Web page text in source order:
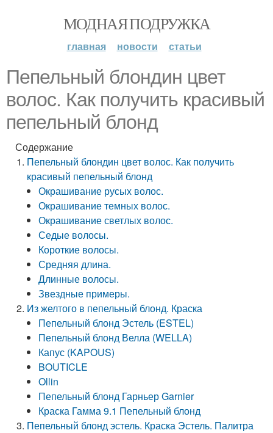
МОДНАЯ ПОДРУЖКА
главная новости статьи
Пепельный блондин цвет
волос. Как получить красивый
пепельный блонд
Содержание
Пепельный блондин цвет волос. Как получить
красивый пепельный блонд
Окрашивание русых волос.
Окрашивание темных волос.
Окрашивание светлых волос.
Седые волосы.
Короткие волосы.
Средняя длина.
Длинные волосы.
Звездные примеры.
Из желтого в пепельный блонд. Краска
Пепельный блонд Эстель (ESTEL)
Пепельный блонд Велла (WELLA)
Капус (KAPOUS)
BOUTICLE
Ollin
Пепельный блонд Гарньер Garnier
Краска Гамма 9.1 Пепельный блонд
Пепельный блонд эстель. Краска Эстель. Палитра